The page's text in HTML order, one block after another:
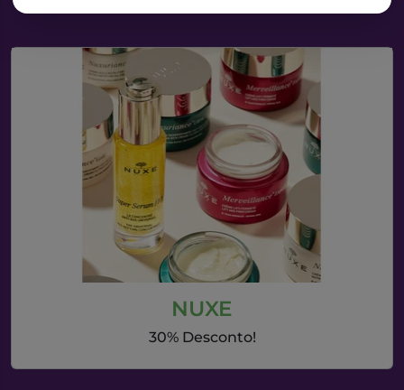
NUXE
30% Desconto!